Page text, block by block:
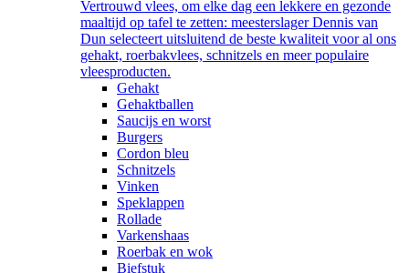
Vertrouwd vlees, om elke dag een lekkere en gezonde
maaltijd op tafel te zetten: meesterslager Dennis van
Dun selecteert uitsluitend de beste kwaliteit voor al ons
gehakt, roerbakvlees, schnitzels en meer populaire
vleesproducten.
Gehakt
Gehaktballen
Saucijs en worst
Burgers
Cordon bleu
Schnitzels
Vinken
Speklappen
Rollade
Varkenshaas
Roerbak en wok
Biefstuk